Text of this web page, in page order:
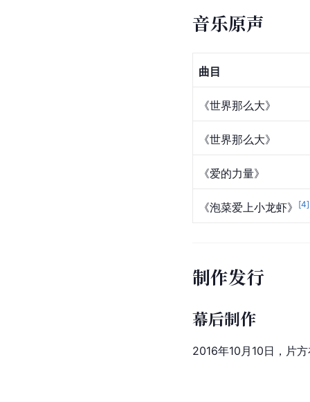
音乐原声
曲目
《世界那么大》
《世界那么大》
《爱的力量》
《泡菜爱上小龙虾》 [4]
制作发行
幕后制作
2016年10月10日，片